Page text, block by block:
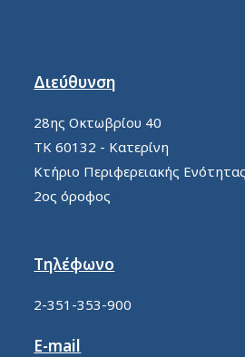
Διεύθυνση
28ης Οκτωβρίου 40
ΤΚ 60132 - Κατερίνη
Κτήριο Περιφερειακής
2ος όροφος
Τηλέφωνο
2-351-353-900
E-mail